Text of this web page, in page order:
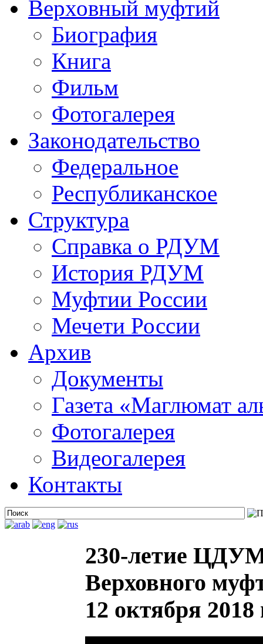
Верховный муфтий
Биография
Книга
Фильм
Фотогалерея
Законодательство
Федеральное
Республиканское
Структура
Справка о РДУМ
История РДУМ
Муфтии России
Мечети России
Архив
Документы
Газета «Маглюмат
Фотогалерея
Видеогалерея
Контакты
230-летие
Верховного
12 октября 2018